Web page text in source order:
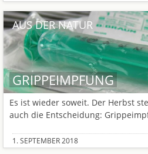
GRIPPEIMPFUNG
AUS DER NATUR
Es ist wieder soweit. Der Herbst
auch die Entscheidung:
1. SEPTEMBER 2018